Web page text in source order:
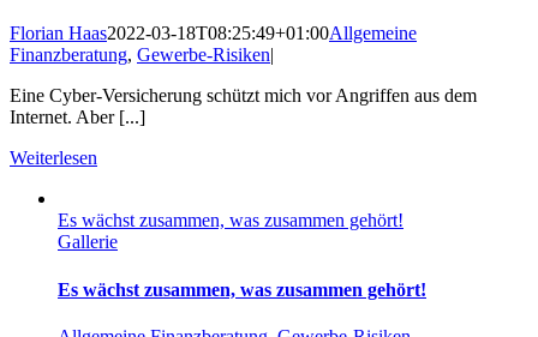
Florian Haas2022-03-18T08:25:49+01:00Allgemeine
Finanzberatung, Gewerbe-Risiken|
Eine Cyber-Versicherung schützt mich vor Angriffen aus dem
Internet. Aber [...]
Weiterlesen
Es wächst zusammen, was zusammen gehört!
Gallerie
Es wächst zusammen, was zusammen gehört!